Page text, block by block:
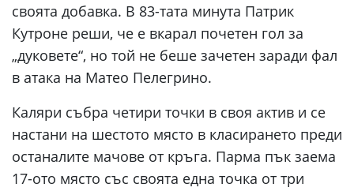
своята добавка. В 83-тата минута Патрик
Кутроне реши, че е вкарал почетен гол за
„дуковете“, но той не беше зачетен заради фал
в атака на Матео Пелегрино.
Каляри събра четири точки в своя актив и се
настани на шестото място в класирането преди
останалите мачове от кръга. Парма пък заема
17-ото място със своята една точка от три